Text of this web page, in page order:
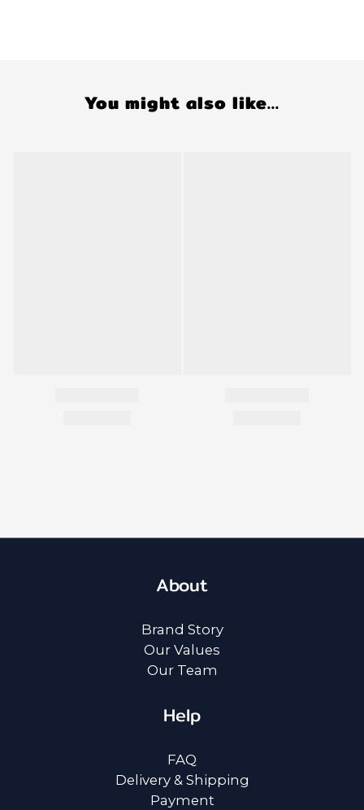
You might also like...
About
Brand Story
Our Values
Our Team
Help
FAQ
Delivery & Shipping
Payment